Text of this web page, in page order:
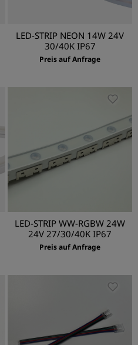
LED-STRIP NEON 14W 24V
30/40K IP67
Preis auf Anfrage
LED-STRIP WW-RGBW 24W
24V 27/30/40K IP67
Preis auf Anfrage